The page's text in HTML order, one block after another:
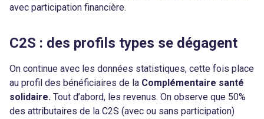
avec participation financière.
C2S : des profils types se dégagent
On continue avec les données statistiques, cette fois place
au profil des bénéficiaires de la Complémentaire santé
solidaire. Tout d’abord, les revenus. On observe que 50%
des attributaires de la C2S (avec ou sans participation)